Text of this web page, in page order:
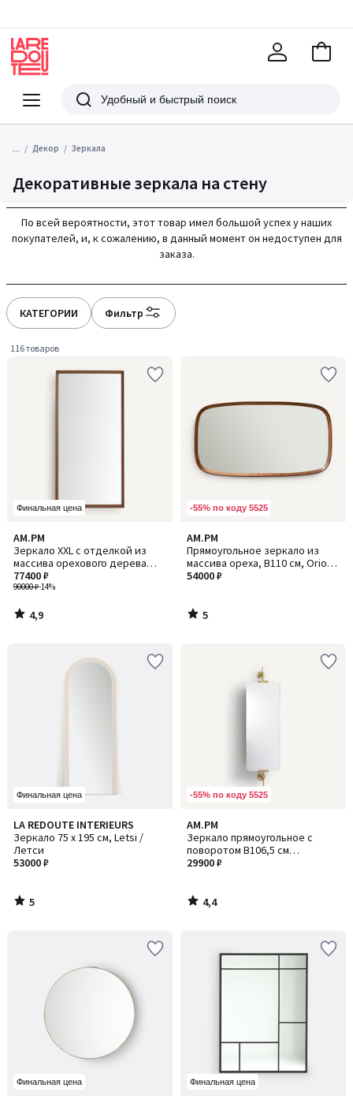
Меню
Redoute
Поиск
В
... Декор Зеркала
Декоративные зеркала на стену
По всей вероятности, этот товар имел большой успех у наших
покупателей, и, к сожалению, в данный момент он недоступен для
заказа.
КАТЕГОРИИ Фильтр
116 товаров
Финальная цена
AM.PM
Зеркало XXL с отделкой из
массива орехового дерева
В200 см, Andromède /
Андромед
90000 ₽-14%
77400 ₽
4,9
/ 5
4,9
/
-55% по коду 5525
AM.PM
Прямоугольное зеркало из
массива ореха, В110 см, Orion /
Орион
54000 ₽
5
/
5
5
/
Финальная цена
LA REDOUTE INTERIEURS
Зеркало 75 x 195 см, Letsi /
Летси
53000 ₽
5
/
5
5
/
-55% по коду 5525
AM.PM
Зеркало прямоугольное с
поворотом В106,5 см
Cassandre / Кассандра
29900 ₽
4,4
/ 5
4,4
/
Финальная цена Финальная цена